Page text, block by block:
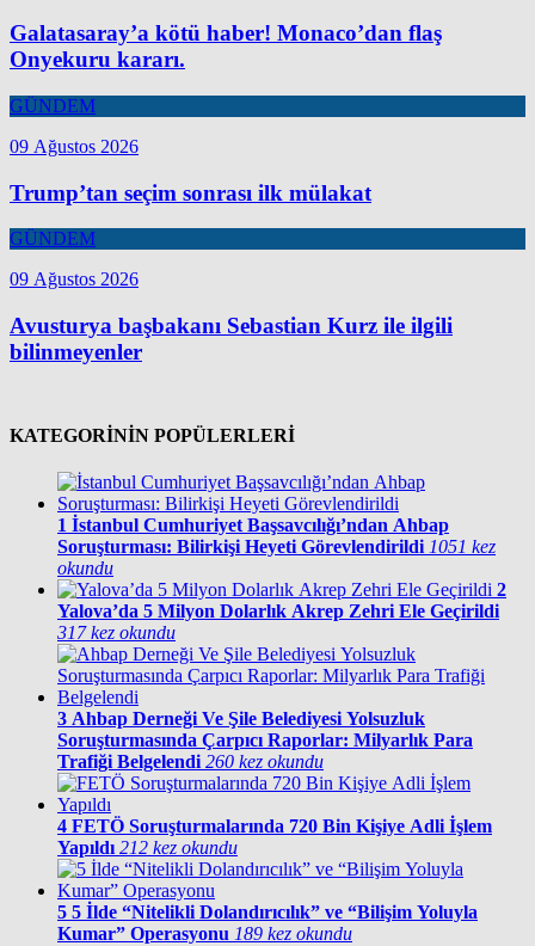
Galatasaray’a kötü haber! Monaco’dan flaş
Onyekuru kararı.
GÜNDEM
09 Ağustos 2026
Trump’tan seçim sonrası ilk mülakat
GÜNDEM
09 Ağustos 2026
Avusturya başbakanı Sebastian Kurz ile ilgili
bilinmeyenler
KATEGORİNİN POPÜLERLERİ
1 İstanbul Cumhuriyet Başsavcılığı’ndan Ahbap
Soruşturması: Bilirkişi Heyeti Görevlendirildi 1051 kez
okundu
2
Yalova’da 5 Milyon Dolarlık Akrep Zehri Ele Geçirildi
317 kez okundu
3 Ahbap Derneği Ve Şile Belediyesi Yolsuzluk
Soruşturmasında Çarpıcı Raporlar: Milyarlık Para
Trafiği Belgelendi 260 kez okundu
4 FETÖ Soruşturmalarında 720 Bin Kişiye Adli İşlem
Yapıldı 212 kez okundu
5 5 İlde “Nitelikli Dolandırıcılık” ve “Bilişim Yoluyla
Kumar” Operasyonu 189 kez okundu